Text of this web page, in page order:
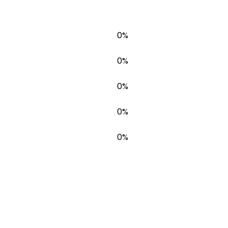
0%
0%
0%
0%
0%